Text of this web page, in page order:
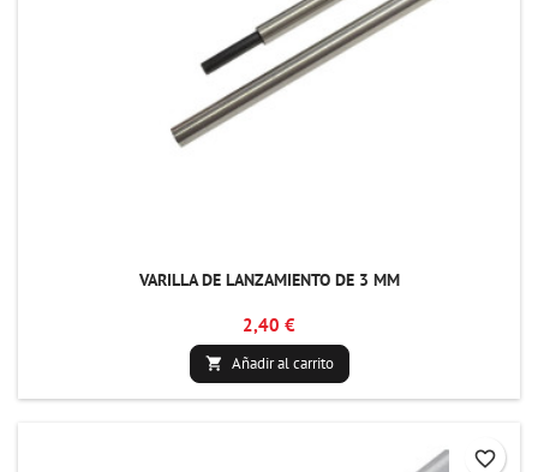
VARILLA DE LANZAMIENTO DE 3 MM
2,40 €
 Añadir al carrito
favorite_border